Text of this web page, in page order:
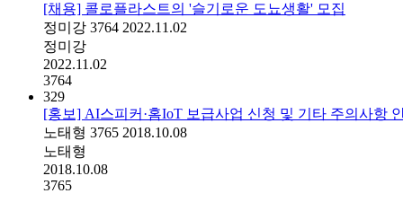
[채용] 콜로플라스트의 '슬기로운 도뇨생활' 모집
정미강 3764 2022.11.02
정미강
2022.11.02
3764
329
[홍보] AI스피커·홈IoT 보급사업 신청 및 기타 주의사항
노태형 3765 2018.10.08
노태형
2018.10.08
3765